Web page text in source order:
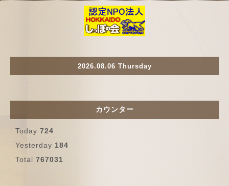
2026.08.06 Thursday
カウンター
Today 724
Yesterday 184
Total 767031